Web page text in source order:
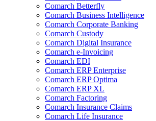
Comarch Betterfly
Comarch Business Intelligence
Comarch Corporate Banking
Comarch Custody
Comarch Digital Insurance
Comarch e-Invoicing
Comarch EDI
Comarch ERP Enterprise
Comarch ERP Optima
Comarch ERP XL
Comarch Factoring
Comarch Insurance Claims
Comarch Life Insurance